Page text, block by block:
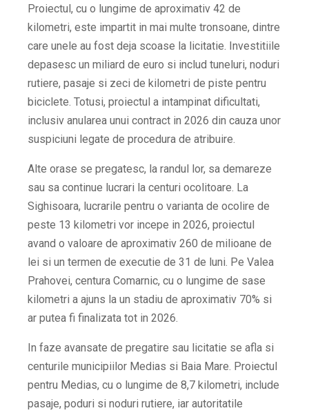
Proiectul, cu o lungime de aproximativ 42 de
kilometri, este impartit in mai multe tronsoane, dintre
care unele au fost deja scoase la licitatie. Investitiile
depasesc un miliard de euro si includ tuneluri, noduri
rutiere, pasaje si zeci de kilometri de piste pentru
biciclete. Totusi, proiectul a intampinat dificultati,
inclusiv anularea unui contract in 2026 din cauza unor
suspiciuni legate de procedura de atribuire.
Alte orase se pregatesc, la randul lor, sa demareze
sau sa continue lucrari la centuri ocolitoare. La
Sighisoara, lucrarile pentru o varianta de ocolire de
peste 13 kilometri vor incepe in 2026, proiectul
avand o valoare de aproximativ 260 de milioane de
lei si un termen de executie de 31 de luni. Pe Valea
Prahovei, centura Comarnic, cu o lungime de sase
kilometri a ajuns la un stadiu de aproximativ 70% si
ar putea fi finalizata tot in 2026.
In faze avansate de pregatire sau licitatie se afla si
centurile municipiilor Medias si Baia Mare. Proiectul
pentru Medias, cu o lungime de 8,7 kilometri, include
pasaje, poduri si noduri rutiere, iar autoritatile